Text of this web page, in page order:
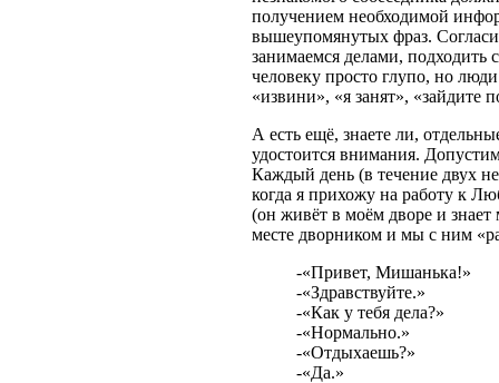
получением необходимой
вышеупомянутых фраз.
занимаемся делами, подходить
человеку просто глупо, но
«извини», «я занят», «зайдите
А есть ещё, знаете ли,
удостоится внимания.
Каждый день (в течение двух
когда я прихожу на работу к
(он живёт в моём дворе и знает
месте дворником и мы с ним
-«Привет, Мишанька!»
-«Здравствуйте.»
-«Как у тебя дела?»
-«Нормально.»
-«Отдыхаешь?»
-«Да.»